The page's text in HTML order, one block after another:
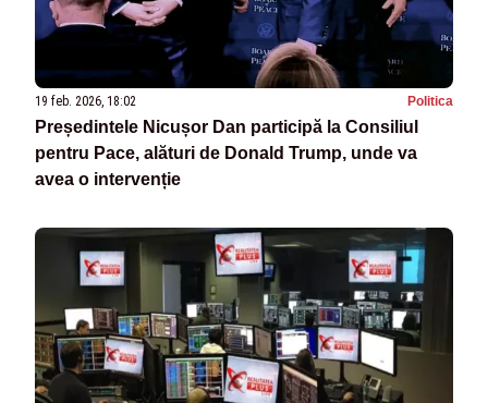
19 feb. 2026, 18:02 Politica
Președintele Nicușor Dan participă la Consiliul
pentru Pace, alături de Donald Trump, unde va
avea o intervenție